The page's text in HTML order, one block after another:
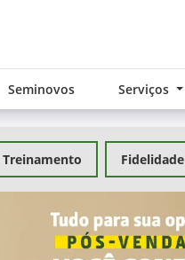
Seminovos Serviços
Treinamento Fidelidade